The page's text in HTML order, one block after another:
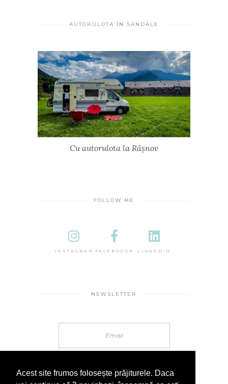
AUTORULOTA ÎN SANDALE
Cu autorulota la Râșnov
FOLLOW ME
INSTAGRAM FACEBOOOK LINKEDIN
NEWSLETTER
Acest site frumos folosește prăjiturele. Daca